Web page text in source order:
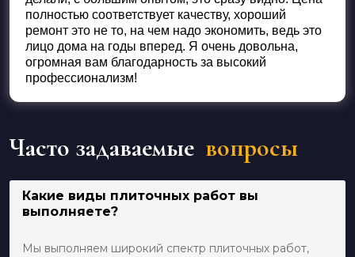
полностью соответствует качеству, хороший
ремонт это не то, на чем надо экономить, ведь это
лицо дома на годы вперед. Я очень довольна,
огромная вам благодарность за высокий
профессионализм!
Часто задаваемые вопросы
Какие виды плиточных работ вы
выполняете?
Мы выполняем широкий спектр плиточных работ,